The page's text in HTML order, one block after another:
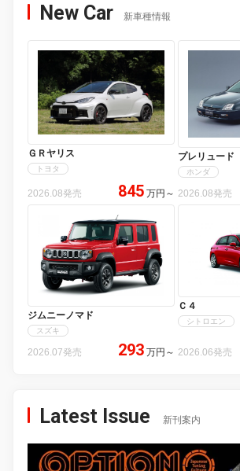
New Car 新車種情報
ＧＲヤリス
トヨタ
2026.08発売 845 万円 ～
プレリュード
ホンダ
2026.08発売
ジムニーノマド
スズキ
2026.07発売 293 万円 ～
Ｃ４
シトロエン
2026.06発売
Latest Issue 新刊案内